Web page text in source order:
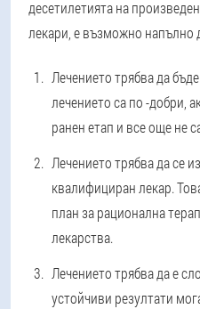
десетилетията на
лекари, е възможно напълно
Лечението трябва да
лечението са по -добри,
ранен етап и все още не
Лечението трябва да се
квалифициран лекар.
план за рационална
лекарства.
Лечението трябва да е
устойчиви резултати